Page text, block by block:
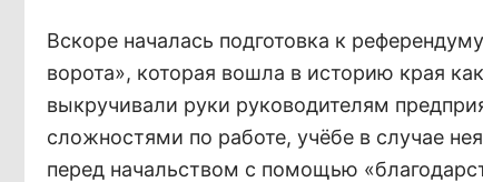
Вскоре началась подготовка к
ворота», которая вошла в историю края
выкручивали руки руководителям
сложностями по работе, учёбе в случае
перед начальством с помощью